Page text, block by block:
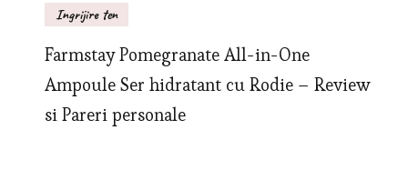
Ingrijire ten
Farmstay Pomegranate All-in-One
Ampoule Ser hidratant cu Rodie – Review
si Pareri personale